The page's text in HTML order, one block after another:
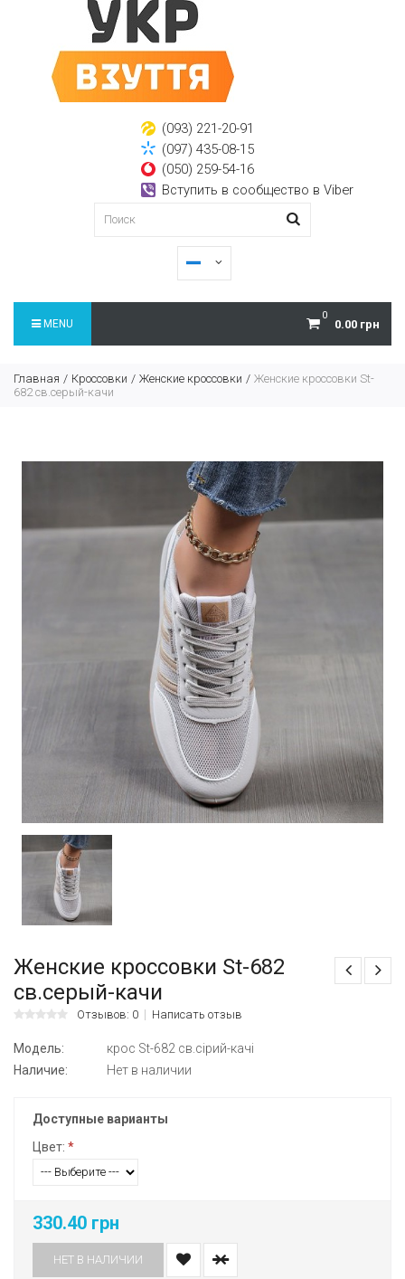
(093) 221-20-91
(097) 435-08-15
(050) 259-54-16
Вступить в сообщество в Viber
0
0.00 грн
MENU
Главная Кроссовки Женские кроссовки
Женские кроссовки St-
682 св.серый-качи
Женские кроссовки St-682
св.серый-качи
Отзывов: 0 Написать отзыв
Модель:
крос St-682 св.сірий-качі
Наличие:
Нет в наличии
Доступные варианты
Цвет: *
330.40 грн
НЕТ В НАЛИЧИИ